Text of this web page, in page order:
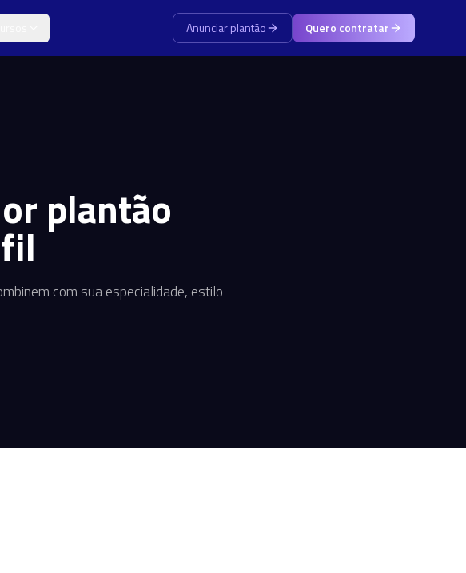
Anunciar plantão Quero contratar
plantão
com sua especialidade, estilo